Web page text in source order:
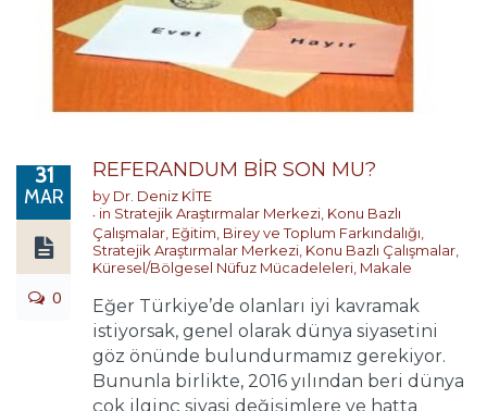
31
MAR
0
REFERANDUM BİR SON MU?
by Dr. Deniz KİTE
in Stratejik Araştırmalar Merkezi, Konu Bazlı
Çalışmalar, Eğitim, Birey ve Toplum Farkındalığı,
Stratejik Araştırmalar Merkezi, Konu Bazlı Çalışmalar,
Küresel/Bölgesel Nüfuz Mücadeleleri, Makale
Eğer Türkiye’de olanları iyi kavramak
istiyorsak, genel olarak dünya siyasetini
göz önünde bulundurmamız gerekiyor.
Bununla birlikte, 2016 yılından beri dünya
çok ilginç siyasi değişimlere ve hatta